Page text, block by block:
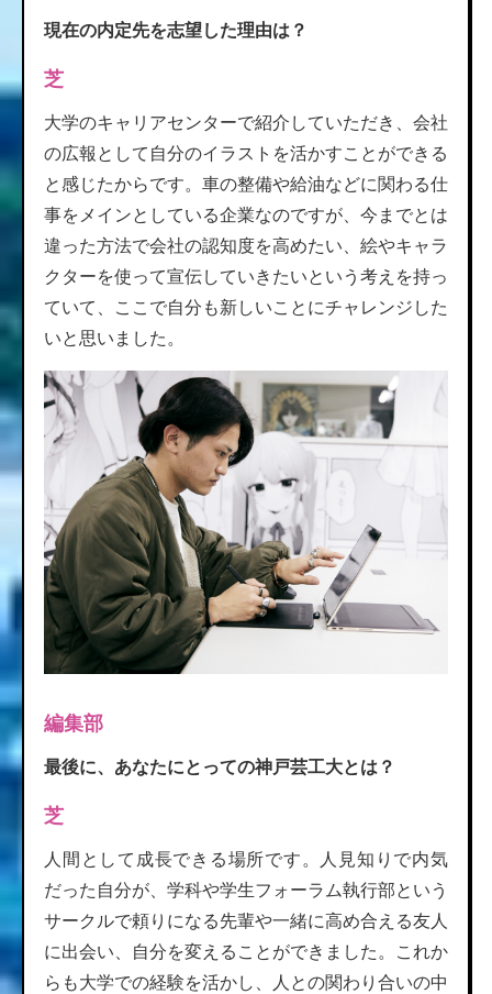
現在の内定先を志望した理由は？
芝
大学のキャリアセンターで紹介していただき、会社
の広報として自分のイラストを活かすことができる
と感じたからです。車の整備や給油などに関わる仕
事をメインとしている企業なのですが、今までとは
違った方法で会社の認知度を高めたい、絵やキャラ
クターを使って宣伝していきたいという考えを持っ
ていて、ここで自分も新しいことにチャレンジした
いと思いました。
編集部
最後に、あなたにとっての神戸芸工大とは？
芝
人間として成長できる場所です。人見知りで内気
だった自分が、学科や学生フォーラム執行部という
サークルで頼りになる先輩や一緒に高め合える友人
に出会い、自分を変えることができました。これか
らも大学での経験を活かし、人との関わり合いの中